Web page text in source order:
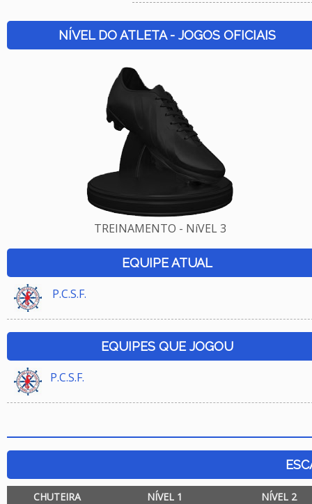
NÍVEL DO ATLETA - JOGOS OFICIAIS
TREINAMENTO - NíVEL 3
EQUIPE ATUAL
P.C.S.F.
EQUIPES QUE JOGOU
P.C.S.F.
CHUTEIRA NÍVEL 1 NÍVEL 2